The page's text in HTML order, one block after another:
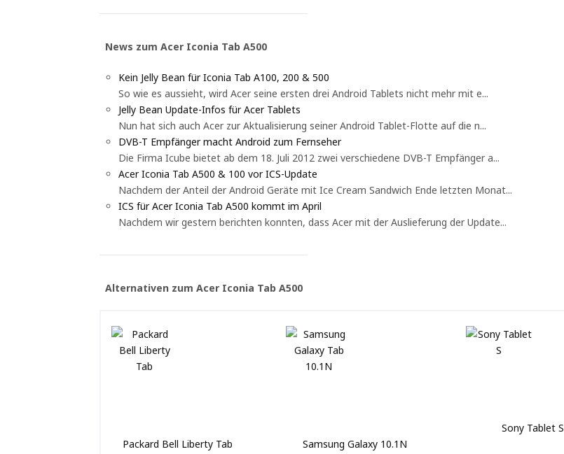
News zum Acer Iconia Tab A500
Kein Jelly Bean für Iconia Tab A100, 200 & 500
So wie es aussieht, wird Acer seine ersten drei Android Tablets nicht mehr mit e...
Jelly Bean Update-Infos für Acer Tablets
Nun hat sich auch Acer zur Aktualisierung seiner Android Tablet-Flotte auf die n...
DVB-T Empfänger macht Android zum Fernseher
Die Firma Icube bietet ab dem 18. Juli 2012 zwei verschiedene DVB-T Empfänger a...
Acer Iconia Tab A500 & 100 vor ICS-Update
Nachdem der Anteil der Android Geräte mit Ice Cream Sandwich Ende letzten Monat...
ICS für Acer Iconia Tab A500 kommt im April
Nachdem wir gestern berichten konnten, dass Acer mit der Auslieferung der Update...
Alternativen zum Acer Iconia Tab A500
Packard Bell Liberty Tab Samsung Galaxy 10.1N
Sony Tablet S